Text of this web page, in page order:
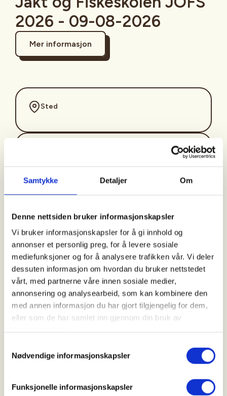
Samtykke Detaljer Om
Denne nettsiden bruker informasjonskapsler
Vi bruker informasjonskapsler for å gi innhold og
annonser et personlig preg, for å levere sosiale
mediefunksjoner og for å analysere trafikken vår. Vi deler
dessuten informasjon om hvordan du bruker nettstedet
vårt, med partnerne våre innen sosiale medier,
annonsering og analysearbeid, som kan kombinere den
med annen informasjon du har gjort tilgjengelig for dem,
eller som de har samlet inn gjennom din bruk av
Nødvendige informasjonskapsler
Funksjonelle informasjonskapsler
2026 - 09-08-2026
Mer informasjon
Sted
Kl. 09.00 - 14.00
Onsøy Jeger & Fiskeforening
Kontaktperson
https://41120702
carlgotthard@gmail.com
2026.